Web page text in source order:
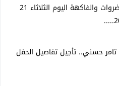
أسعار الخضروات والفاكهة اليوم الثلاثاء 21
تامر حسني.. تأجيل تفاصيل الحفل